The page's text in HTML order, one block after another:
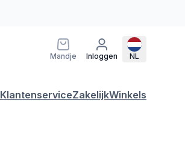
Mandje Inloggen NL
KlantenserviceZakelijkWinkels